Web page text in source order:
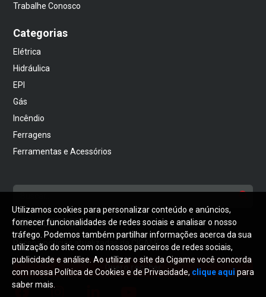
Trabalhe Conosco
Categorias
Elétrica
Hidráulica
EPI
Gás
Incêndio
Ferragens
Ferramentas e Acessórios
NEWSLETTER
Receba notícias atualizadas da CIGAME
Quero receber
Utilizamos cookies para personalizar conteúdo e anúncios,
fornecer funcionalidades de redes sociais e analisar o nosso
tráfego. Podemos também partilhar informações acerca da sua
utilização do site com os nossos parceiros de redes sociais,
publicidade e análise. Ao utilizar o site da Cigame você concorda
com nossa Política de Cookies e de Privacidade, clique aqui para
saber mais.